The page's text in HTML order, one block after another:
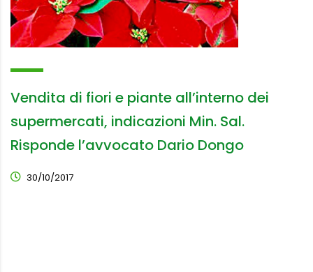
Vendita di fiori e piante all’interno dei
supermercati, indicazioni Min. Sal.
Risponde l’avvocato Dario Dongo
30/10/2017